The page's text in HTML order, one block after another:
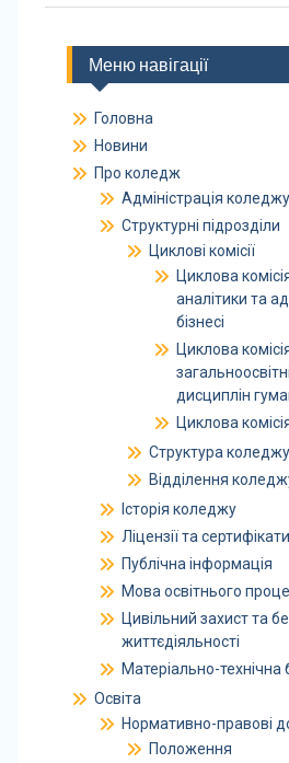
Меню навігації
Головна
Новини
Про коледж
Адміністрація коледжу
Структурні підрозділи
Циклові комісії
Циклова
аналітики та
бізнесі
Циклова
дисциплін
Циклова
Структура коледжу
Відділення
Історія коледжу
Ліцензії та сертифікати
Публічна інформація
Мова освітнього
Цивільний захист та
життєдіяльності
Матеріально-технічна
Освіта
Нормативно-правові
Положення